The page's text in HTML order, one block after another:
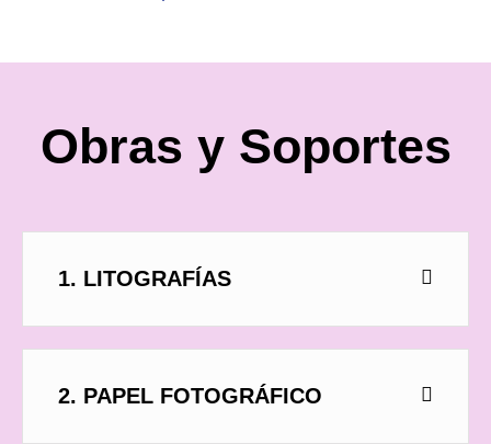
Obras y Soportes
1. LITOGRAFÍAS
2. PAPEL FOTOGRÁFICO